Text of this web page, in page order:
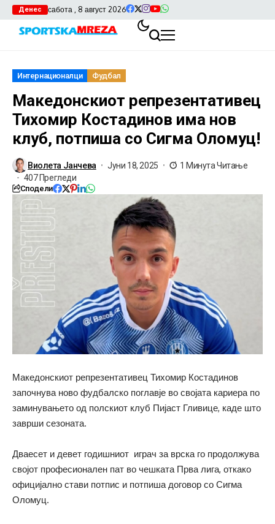
Денес сабота , 8 август 2026
Интернационалци Фудбал
Македонскиот репрезентативец
Тихомир Костадинов има нов
клуб, потпиша со Сигма Оломуц!
Виолета Јанчева Јуни 18, 2025
1 Минута Читање
407 Прегледи
Сподели
Македонскиот репрезентативец Тихомир Костадинов
започнува ново фудбалско поглавје во својата кариера по
заминувањето од полскиот клуб Пијаст Гливице, каде што
заврши сезоната.
Дваесет и девет годишниот играч за врска го продолжува
својот професионален пат во чешката Прва лига, откако
официјално стави потпис и потпиша договор со Сигма
Оломуц.